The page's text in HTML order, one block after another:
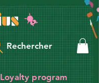
Rechercher
Loyalty program